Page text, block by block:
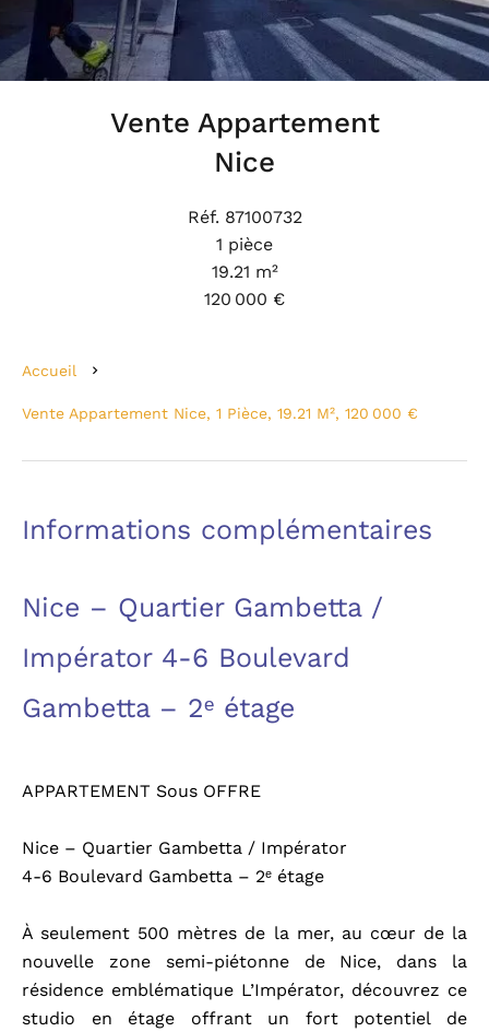
Vente Appartement
Nice
Réf. 87100732
1 pièce
19.21 m²
120 000 €
Accueil
Vente Appartement Nice, 1 Pièce, 19.21 M², 120 000 €
Informations complémentaires
Nice – Quartier Gambetta /
Impérator 4-6 Boulevard
Gambetta – 2ᵉ étage
APPARTEMENT Sous OFFRE
Nice – Quartier Gambetta / Impérator
4-6 Boulevard Gambetta – 2ᵉ étage
À seulement 500 mètres de la mer, au cœur de la
nouvelle zone semi-piétonne de Nice, dans la
résidence emblématique L’Impérator, découvrez ce
studio en étage offrant un fort potentiel de